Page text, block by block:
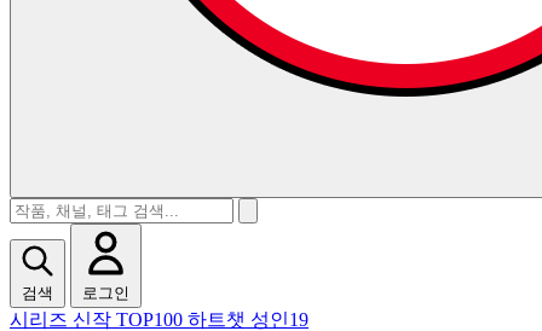
검색 로그인
시리즈 신작 TOP100 하트챗 성인19